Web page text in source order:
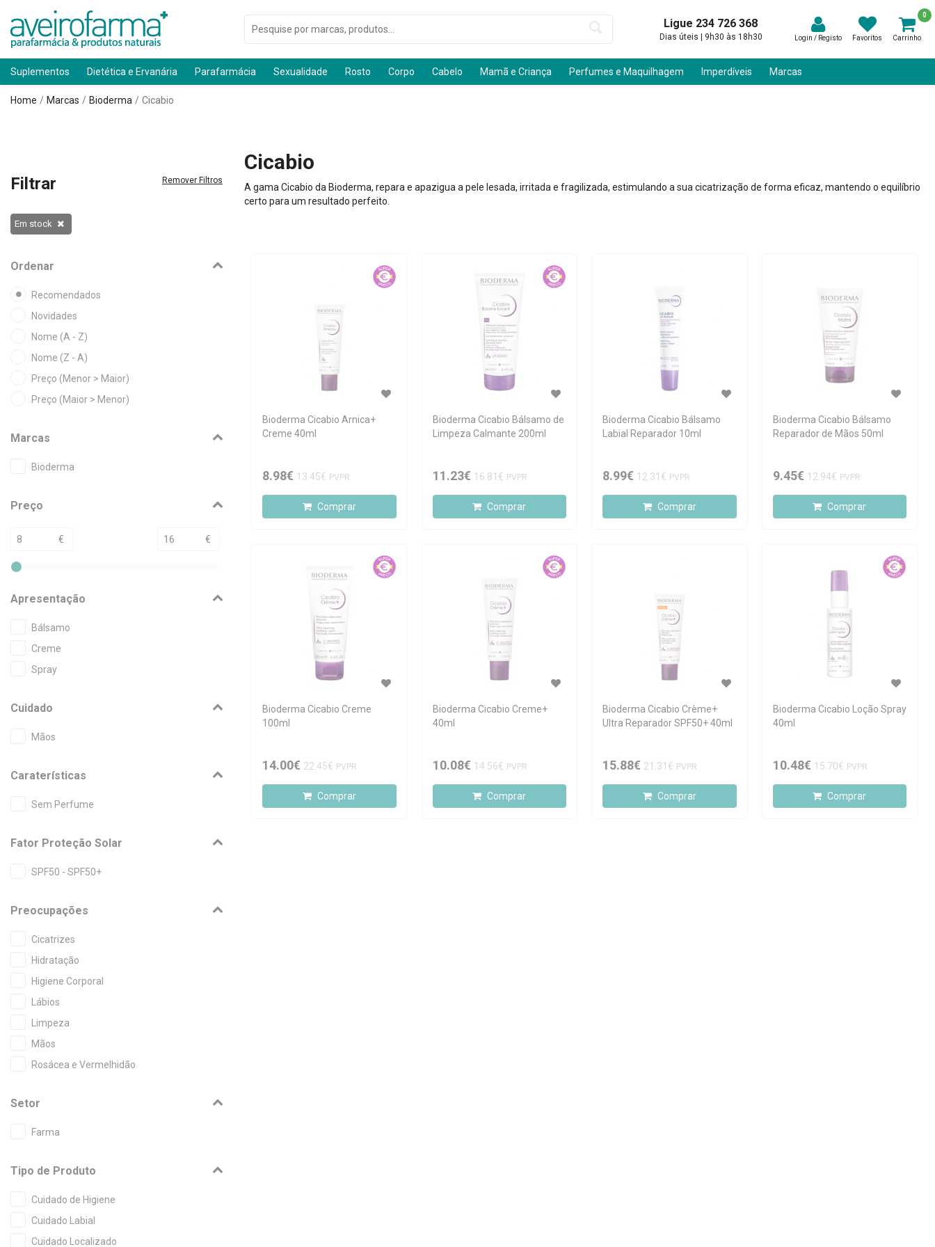
Ligue 234 726 368
Dias úteis | 9h30 às 18h30 Login / Registo Favoritos Carrinho
0
Suplementos Dietética e Ervanária Parafarmácia Sexualidade Rosto Corpo Cabelo Mamã e Criança Perfumes e Maquilhagem Imperdíveis Marcas
Home Marcas Bioderma Cicabio
Filtrar Remover Filtros
Em stock
Ordenar
Recomendados
Novidades
Nome (A - Z)
Nome (Z - A)
Preço (Menor > Maior)
Preço (Maior > Menor)
Marcas
Bioderma
Preço
€ €
Apresentação
Bálsamo
Creme
Spray
Cuidado
Mãos
Caraterísticas
Sem Perfume
Fator Proteção Solar
SPF50 - SPF50+
Preocupações
Cicatrizes
Hidratação
Higiene Corporal
Lábios
Limpeza
Mãos
Rosácea e Vermelhidão
Setor
Farma
Tipo de Produto
Cuidado de Higiene
Cuidado Labial
Cuidado Localizado
Cicabio
A gama Cicabio da Bioderma, repara e apazigua a pele lesada, irritada e fragilizada, estimulando a sua cicatrização de forma eficaz, mantendo o equilíbrio
certo para um resultado perfeito.
Bioderma Cicabio Arnica+
Creme 40ml
8.98€ 13.45€ PVPR
Comprar
Bioderma Cicabio Bálsamo de
Limpeza Calmante 200ml
11.23€ 16.81€ PVPR
Comprar
Bioderma Cicabio Bálsamo
Labial Reparador 10ml
8.99€ 12.31€ PVPR
Comprar
Bioderma Cicabio Bálsamo
Reparador de Mãos 50ml
9.45€ 12.94€ PVPR
Comprar
Bioderma Cicabio Creme
100ml
14.00€ 22.45€ PVPR
Comprar
Bioderma Cicabio Creme+
40ml
10.08€ 14.56€ PVPR
Comprar
Bioderma Cicabio Crème+
Ultra Reparador SPF50+ 40ml
15.88€ 21.31€ PVPR
Comprar
Bioderma Cicabio Loção Spray
40ml
10.48€ 15.70€ PVPR
Comprar